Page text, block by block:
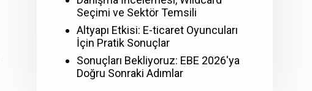
Seçimi ve Sektör Temsili
Altyapı Etkisi: E-ticaret Oyuncuları
İçin Pratik Sonuçlar
Sonuçları Bekliyoruz: EBE 2026'ya
Doğru Sonraki Adımlar